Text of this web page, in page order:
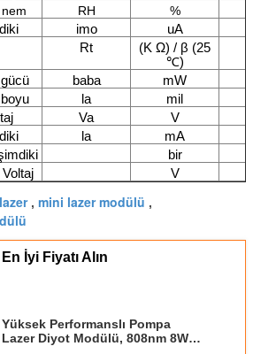
nem RH %
imo uA
Rt
(K Ω) / β (25
℃)
gücü baba
mW
la mil
Va
V
la
mA
bir
V
, mini lazer modülü ,
En İyi Fiyatı Alın
Yüksek Performanslı Pompa
Lazer Diyot Modülü, 808nm 8W